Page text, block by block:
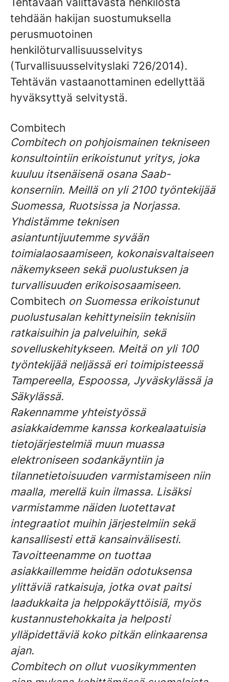
tehdään hakijan suostumuksella
perusmuotoinen
henkilöturvallisuusselvitys
(Turvallisuusselvityslaki 726/2014).
Tehtävän vastaanottaminen edellyttää
hyväksyttyä selvitystä.
Combitech
Combitechon pohjoismainen tekniseen
konsultointiin erikoistunut yritys, joka
kuuluu itsenäisenä osana Saab-
konserniin. Meillä on yli 2100 työntekijää
Suomessa, Ruotsissa ja Norjassa.
Yhdistämme teknisen
asiantuntijuutemme syvään
toimialaosaamiseen, kokonaisvaltaiseen
näkemykseen sekä puolustuksen ja
turvallisuuden erikoisosaamiseen.
Combitech onSuomessaerikoistunut
puolustusalan kehittyneisiin teknisiin
ratkaisuihin ja palveluihin, sekä
sovelluskehitykseen. Meitä on yli 100
työntekijää neljässä eri toimipisteessä
Tampereella, Espoossa, Jyväskylässä ja
Säkylässä.
Rakennamme yhteistyössä
asiakkaidemme kanssa korkealaatuisia
tietojärjestelmiä muun muassa
elektroniseen sodankäyntiin ja
tilannetietoisuuden varmistamiseen niin
maalla, merellä kuin ilmassa. Lisäksi
varmistamme näiden luotettavat
integraatiot muihin järjestelmiin sekä
kansallisesti että kansainvälisesti.
Tavoitteenamme on tuottaa
asiakkaillemme heidän odotuksensa
ylittäviä ratkaisuja, jotka ovat paitsi
laadukkaita ja helppokäyttöisiä, myös
kustannustehokkaita ja helposti
ylläpidettäviä koko pitkän elinkaarensa
ajan.
Combitech on ollut vuosikymmenten